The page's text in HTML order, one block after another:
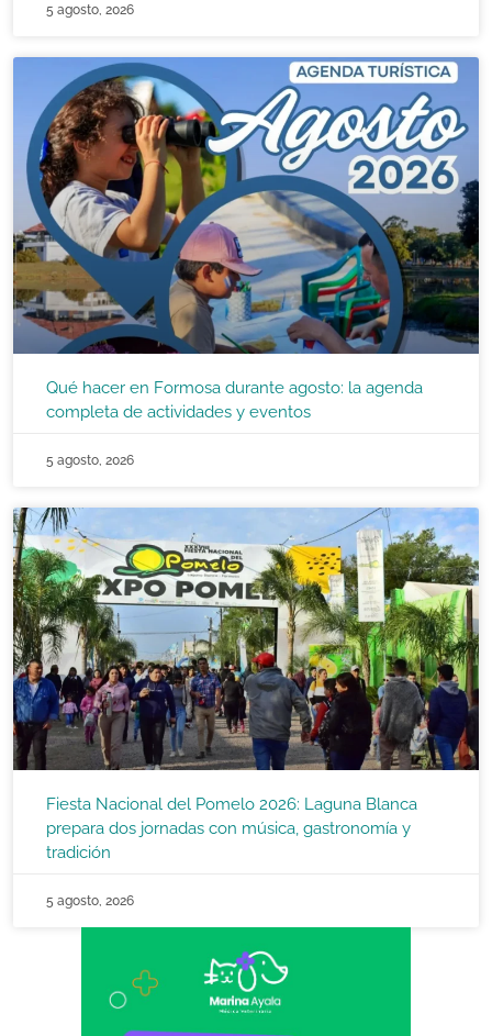
5 agosto, 2026
Qué hacer en Formosa durante agosto: la agenda
completa de actividades y eventos
5 agosto, 2026
Fiesta Nacional del Pomelo 2026: Laguna Blanca
prepara dos jornadas con música, gastronomía y
tradición
5 agosto, 2026